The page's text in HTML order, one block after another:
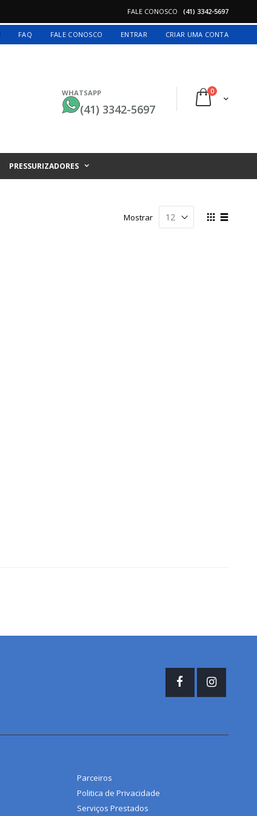
FALE CONOSCO (41) 3342-5697
FAQ FALE CONOSCO ENTRAR CRIAR UMA CONTA
Cart
0itens
WHATSAPP
(41) 3342-5697
PRESSURIZADORES
Ver
Mostrar
Parceiros
Politica de Privacidade
Serviços Prestados